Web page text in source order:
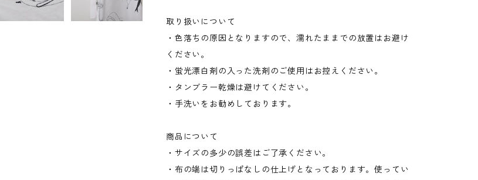
取り扱いについて
・色落ちの原因となりますので、濡れたままでの放置はお避け
ください。
・蛍光漂白剤の入った洗剤のご使用はお控えください。
・タンブラー乾燥は避けてください。
・手洗いをお勧めしております。
商品について
・サイズの多少の誤差はご了承ください。
・布の端は切りっぱなしの仕上げとなっております。使ってい